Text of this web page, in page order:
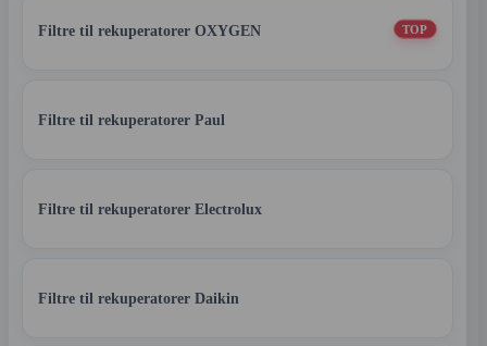
Filtre til rekuperatorer OXYGEN TOP
Filtre til rekuperatorer Paul
Filtre til rekuperatorer Electrolux
Filtre til rekuperatorer Daikin